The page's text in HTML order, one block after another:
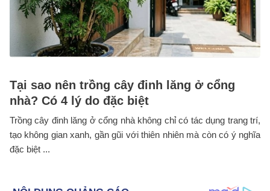
Tại sao nên trồng cây đinh lăng ở cổng
nhà? Có 4 lý do đặc biệt
Trồng cây đinh lăng ở cổng nhà không chỉ có tác dụng trang trí,
tạo không gian xanh, gần gũi với thiên nhiên mà còn có ý nghĩa
đặc biệt ...